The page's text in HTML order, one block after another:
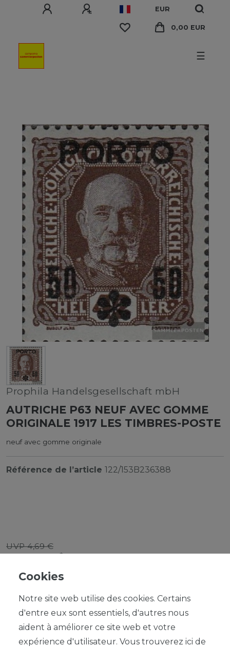
EUR
0,00 EUR
☰
Prophila Handelsgesellschaft mbH
AUTRICHE P63 NEUF AVEC GOMME
ORIGINALE 1917 LES TIMBRES-POSTE
neuf avec gomme originale
Référence de l’article 122/153B236388
UVP 4,69 €
*
Contenu1
Cookies
Notre site web utilise des cookies. Certains
d'entre eux sont essentiels, d'autres nous
aident à améliorer ce site web et votre
expérience d'utilisateur. Vous trouverez ici de